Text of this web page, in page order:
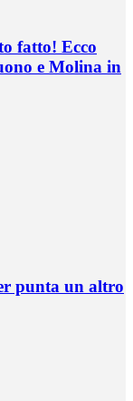
fatto! Ecco
e Molina in
punta un altro